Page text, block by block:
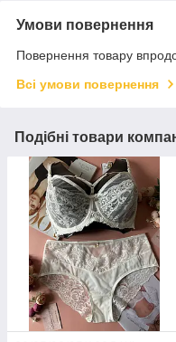
Умови повернення
Повернення товару
Всі умови повернення
Подібні товари